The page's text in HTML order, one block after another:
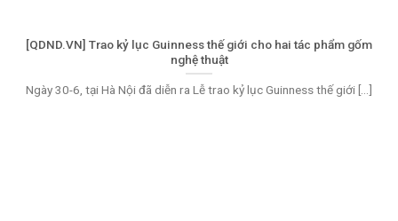
[QDND.VN] Trao kỷ lục Guinness thế giới cho hai tác phẩm gốm
nghệ thuật
Ngày 30-6, tại Hà Nội đã diễn ra Lễ trao kỷ lục Guinness thế giới [...]